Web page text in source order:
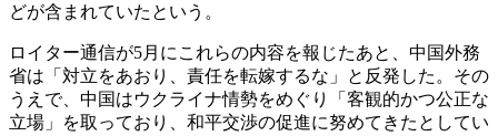
どが含まれていたという。
ロイター通信が5月にこれらの内容を報じたあと、中国外務
省は「対立をあおり、責任を転嫁するな」と反発した。その
うえで、中国はウクライナ情勢をめぐり「客観的かつ公正な
立場」を取っており、和平交渉の促進に努めてきたとしてい